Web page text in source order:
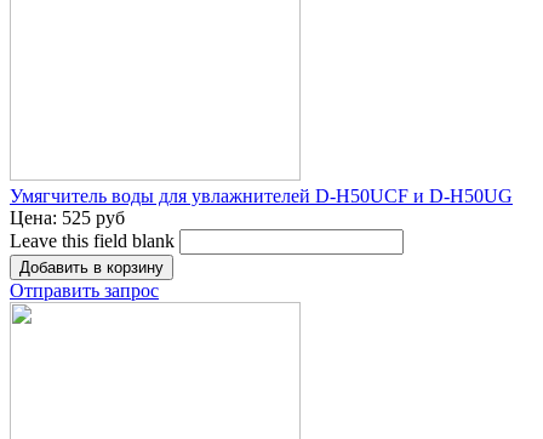
Умягчитель воды для увлажнителей D-H50UCF и D-H50UG
Цена: 525 руб
Leave this field blank
Отправить запрос